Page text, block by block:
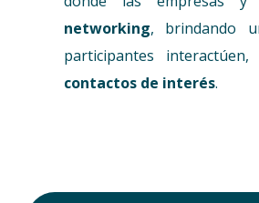
networking, brindando
participantes
contactos de interés.